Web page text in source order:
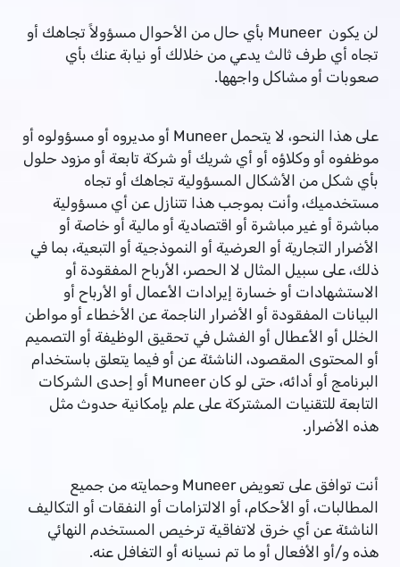
لن يكون Muneer بأي حال من الأحوال مسؤولاً تجاهك أو
تجاه أي طرف ثالث يدعي من خلالك أو نيابة عنك بأي
صعوبات أو مشاكل واجهها.
على هذا النحو، لا يتحمل Muneer أو مديروه أو مسؤولوه أو
موظفوه أو وكلاؤه أو أي شريك أو شركة تابعة أو مزود حلول
بأي شكل من الأشكال المسؤولية تجاهك أو تجاه
مستخدميك، وأنت بموجب هذا تتنازل عن أي مسؤولية
مباشرة أو غير مباشرة أو اقتصادية أو مالية أو خاصة أو
الأضرار التجارية أو العرضية أو النموذجية أو التبعية، بما في
ذلك، على سبيل المثال لا الحصر، الأرباح المفقودة أو
الاستشهادات أو خسارة إيرادات الأعمال أو الأرباح أو
البيانات المفقودة أو الأضرار الناجمة عن الأخطاء أو مواطن
الخلل أو الأعطال أو الفشل في تحقيق الوظيفة أو التصميم
أو المحتوى المقصود، الناشئة عن أو فيما يتعلق باستخدام
البرنامج أو أدائه، حتى لو كان Muneer أو إحدى الشركات
التابعة للتقنيات المشتركة على علم بإمكانية حدوث مثل
هذه الأضرار.
أنت توافق على تعويض Muneer وحمايته من جميع
المطالبات، أو الأحكام، أو الالتزامات أو النفقات أو التكاليف
الناشئة عن أي خرق لاتفاقية ترخيص المستخدم النهائي
هذه و/أو الأفعال أو ما تم نسيانه أو التغافل عنه.